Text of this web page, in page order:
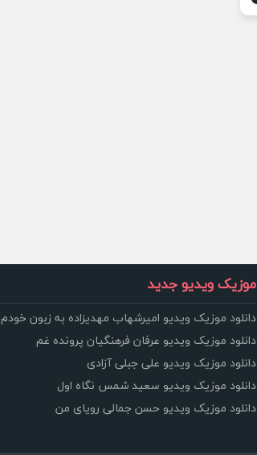
موزیک ویدیو جدید
دانلود موزیک ویدیو امیرشهاب مهدیزاده به زبون خودم
دانلود موزیک ویدیو عرفان فرهنگیان پرونده غم
دانلود موزیک ویدیو علی جبلی آزادی
دانلود موزیک ویدیو سعید شمس نگاه اول
دانلود موزیک ویدیو حسن جمالی رویای من